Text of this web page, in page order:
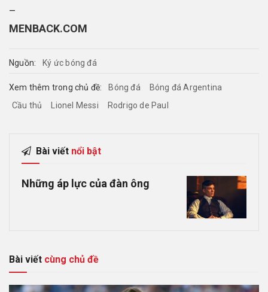
–
MENBACK.COM
Nguồn: Ký ức bóng đá
Xem thêm trong chủ đề: Bóng đá
Bóng đá Argentina
Cầu thủ
Lionel Messi Rodrigo de Paul
Bài viết nổi bật
Những áp lực của đàn ông
Bài viết cùng chủ đề